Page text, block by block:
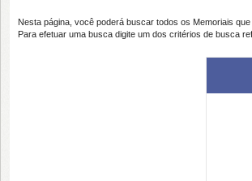
Nesta página, você poderá buscar todos os Memoriais
Para efetuar uma busca digite um dos critérios de busca